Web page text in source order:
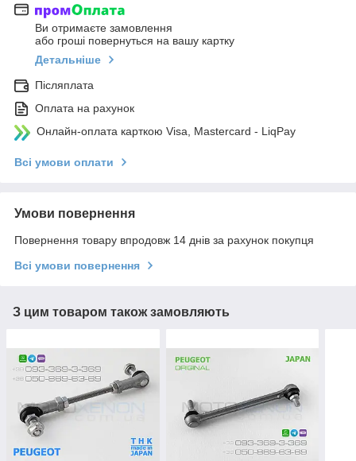
Ви отримаєте замовлення
або гроші повернуться на вашу картку
Детальніше
Післяплата
Оплата на рахунок
Онлайн-оплата карткою Visa, Mastercard - LiqPay
Всі умови оплати
Умови повернення
Повернення товару впродовж 14 днів за рахунок покупця
Всі умови повернення
З цим товаром також замовляють